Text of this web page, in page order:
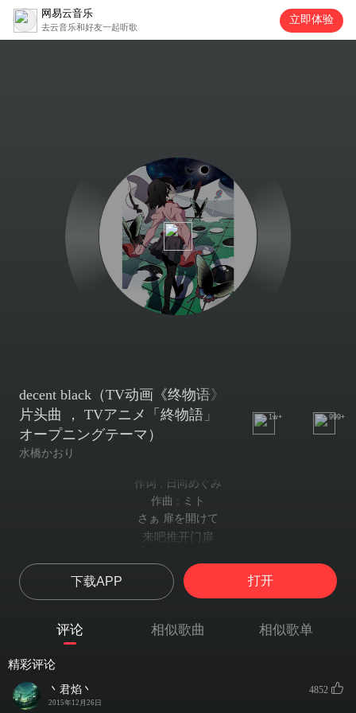
网易云音乐
去云音乐和好友一起听歌
立即体验
decent black（TV动画《终物语》
片头曲 ， TVアニメ「終物語」
オープニングテーマ）
水橋かおり
1w+ 999+
作词 : 日向めぐみ
作曲 : ミト
さぁ 扉を開けて
来吧推开门扉
现在开始我们的冒险
ねぇ 正しい未来へ
呐引导正确未来的答案
就和我一起前去寻找吧
下载APP 打开
评论 相似歌曲 相似歌单
精彩评论
丶君焰丶
2015年12月26日
4852